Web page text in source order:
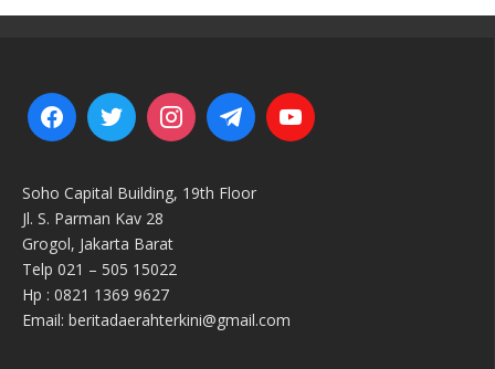
Soho Capital Building, 19th Floor
Jl. S. Parman Kav 28
Grogol, Jakarta Barat
Telp 021 – 505 15022
Hp : 0821 1369 9627
Email: beritadaerahterkini@gmail.com